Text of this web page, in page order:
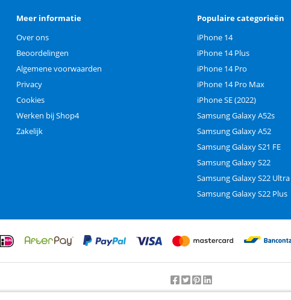
Meer informatie
Over ons
Beoordelingen
Algemene voorwaarden
Privacy
Cookies
Werken bij Shop4
Zakelijk
Populaire categorieën
iPhone 14
iPhone 14 Plus
iPhone 14 Pro
iPhone 14 Pro Max
iPhone SE (2022)
Samsung Galaxy A52s
Samsung Galaxy A52
Samsung Galaxy S21 FE
Samsung Galaxy S22
Samsung Galaxy S22 Ultra
Samsung Galaxy S22 Plus
Beoordeling door klanten:9.2/10-25000beoordelingen